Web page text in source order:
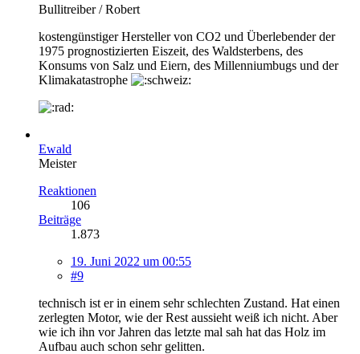
Bullitreiber / Robert
kostengünstiger Hersteller von CO2 und Überlebender der
1975 prognostizierten Eiszeit, des Waldsterbens, des
Konsums von Salz und Eiern, des Millenniumbugs und der
Klimakatastrophe
Ewald
Meister
Reaktionen
106
Beiträge
1.873
19. Juni 2022 um 00:55
#9
technisch ist er in einem sehr schlechten Zustand. Hat einen
zerlegten Motor, wie der Rest aussieht weiß ich nicht. Aber
wie ich ihn vor Jahren das letzte mal sah hat das Holz im
Aufbau auch schon sehr gelitten.